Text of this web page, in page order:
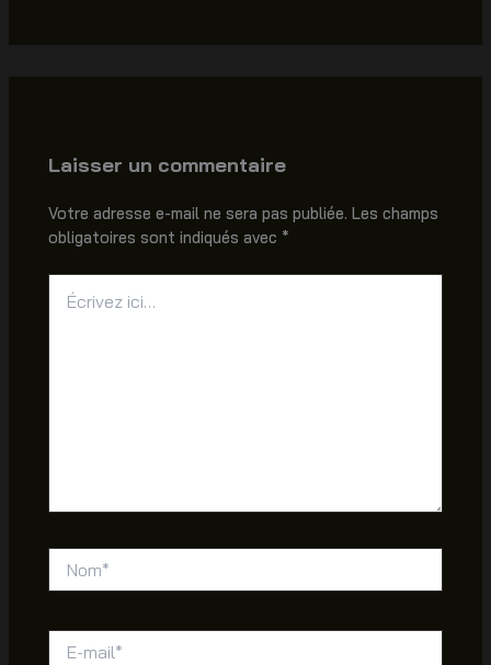
Laisser un commentaire
Votre adresse e-mail ne sera pas publiée. Les champs
obligatoires sont indiqués avec *
ici…